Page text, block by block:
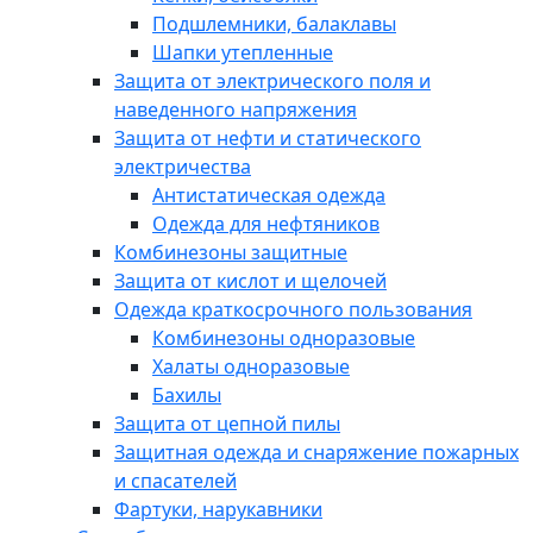
Подшлемники, балаклавы
Шапки утепленные
Защита от электрического поля и
наведенного напряжения
Защита от нефти и статического
электричества
Антистатическая одежда
Одежда для нефтяников
Комбинезоны защитные
Защита от кислот и щелочей
Одежда краткосрочного пользования
Комбинезоны одноразовые
Халаты одноразовые
Бахилы
Защита от цепной пилы
Защитная одежда и снаряжение пожарных
и спасателей
Фартуки, нарукавники